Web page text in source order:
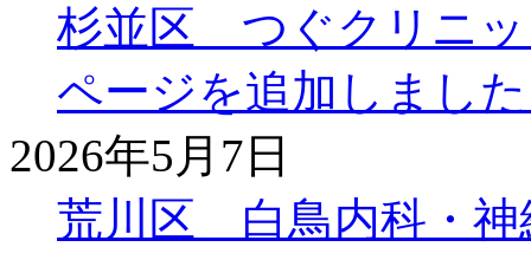
杉並区 つぐクリニッ
ページを追加しまし
2026年5月7日
荒川区 白鳥内科・神